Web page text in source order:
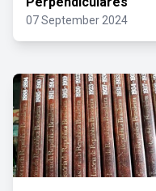
07 September 2024